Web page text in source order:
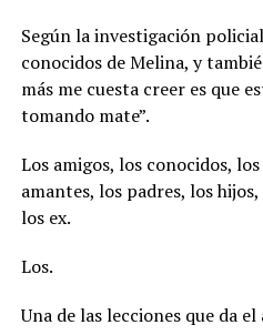
Según la investigación
conocidos de Melina, y
más me cuesta creer es que
tomando mate”.
Los amigos, los conocidos,
amantes, los padres, los
los ex.
Los.
Una de las lecciones que da